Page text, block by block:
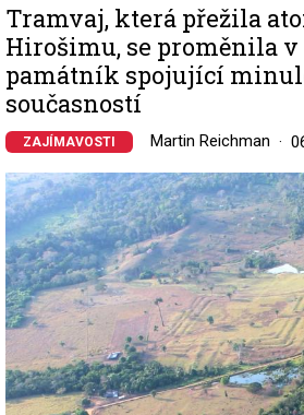
Tramvaj, která přežila
Hirošimu, se proměnila
památník spojující
současností
ZAJÍMAVOSTI Martin Reichman
Image